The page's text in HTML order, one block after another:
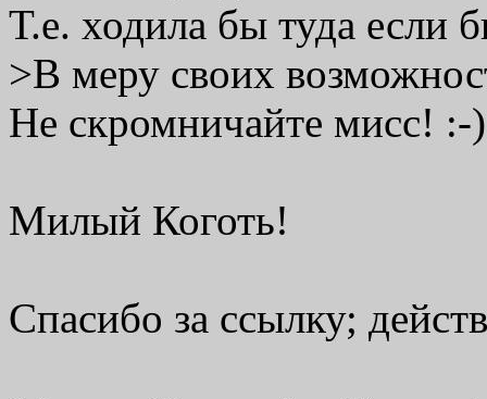
Т.е. ходила бы туда если
>В меру своих
Не скромничайте мисс! :-)
Милый Коготь!
Спасибо за ссылку;